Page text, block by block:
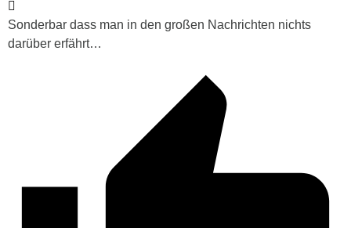
Sonderbar dass man in den großen Nachrichten nichts
darüber erfährt…